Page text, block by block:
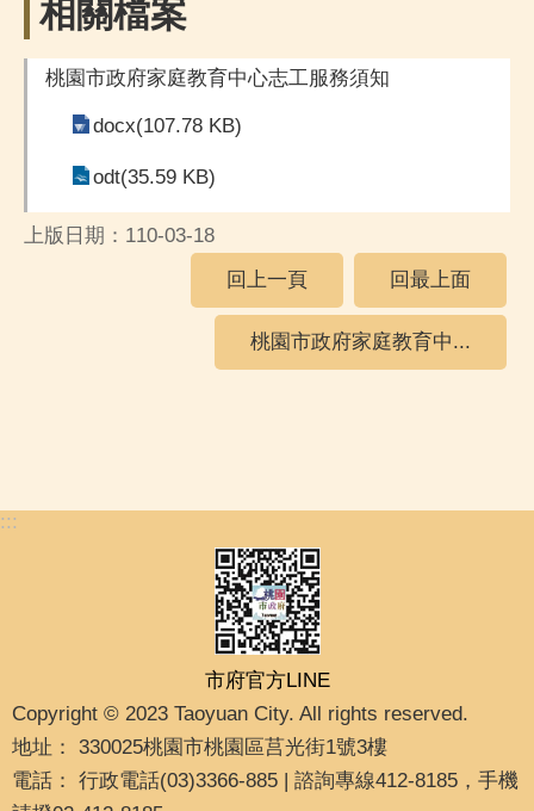
相關檔案
桃園市政府家庭教育中心志工服務須知
docx(107.78 KB)
odt(35.59 KB)
上版日期：110-03-18
回上一頁
回最上面
桃園市政府家庭教育中...
:::
市府官方LINE
Copyright © 2023 Taoyuan City. All rights reserved.
地址： 330025桃園市桃園區莒光街1號3樓
電話： 行政電話(03)3366-885 | 諮詢專線412-8185，手機